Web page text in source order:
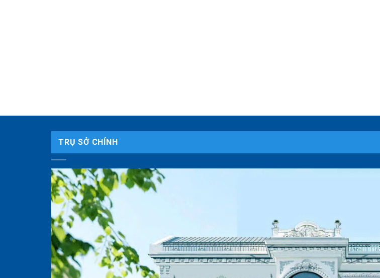
TRỤ SỞ CHÍNH